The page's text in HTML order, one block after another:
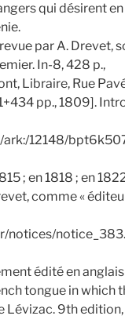
qui désirent
par A. Drevet,
In-8, 428 p.,
Libraire, Rue
pp., 1809].
ark:/12148/
; en 1818 ; en
comme «
notices/
édité en
tongue in which
Lévizac. 9th